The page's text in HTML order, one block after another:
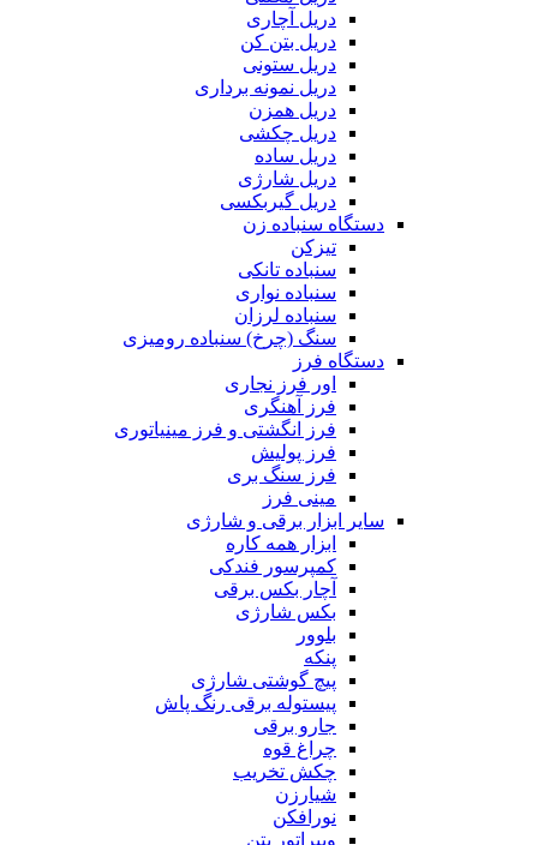
دریل آچاری
دریل بتن کن
دریل ستونی
دریل نمونه برداری
دریل همزن
دریل چکشی
دریل ساده
دریل شارژی
دریل گیربکسی
دستگاه سنباده زن
تیزکن
سنباده تانکی
سنباده نواری
سنباده لرزان
سنگ (چرخ) سنباده رومیزی
دستگاه فرز
اور فرز نجاری
فرز آهنگری
فرز انگشتی و فرز مینیاتوری
فرز پولیش
فرز سنگ بری
مینی فرز
سایر ابزار برقی و شارژی
ابزار همه کاره
کمپرسور فندکی
آچار بکس برقی
بکس شارژی
بلوور
پنکه
پیچ گوشتی شارژی
پیستوله برقی رنگ پاش
جارو برقی
چراغ قوه
چکش تخریب
شیارزن
نورافکن
ویبراتور بتن